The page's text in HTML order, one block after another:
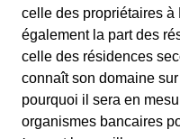
celle des propriétaires à
également la part des
celle des résidences
connaît son domaine
pourquoi il sera en
organismes bancaires